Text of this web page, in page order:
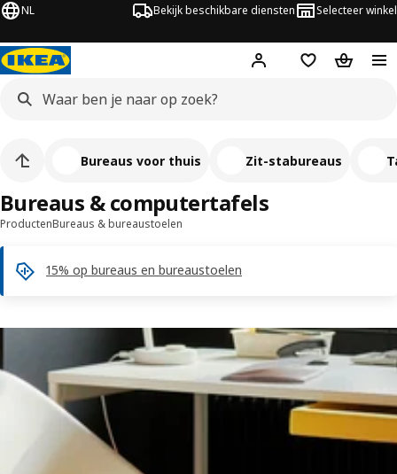
NL Bekijk beschikbare diensten Selecteer winkel
Hej! Log inVerlanglijstje
ProductenBureaus & bureaustoelen
15% op bureaus en bureaustoelen
Bureaus & computertafels
Bureaus voor thuis Zit-stabureaus​